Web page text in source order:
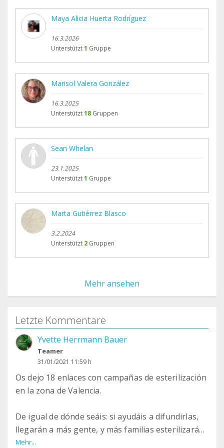
Maya Alicia Huerta Rodríguez
16.3.2026
Unterstützt1 Gruppe
Marisol Valera González
16.3.2025
Unterstützt18 Gruppen
Sean Whelan
23.1.2025
Unterstützt1 Gruppe
Marta Gutiérrez Blasco
3.2.2024
Unterstützt 2 Gruppen
Mehr ansehen
Letzte Kommentare
Yvette Herrmann Bauer
Teamer
31/01/2021 11:59 h
Os dejo 18 enlaces con campañas de esterilización
en la zona de Valencia.
De igual de dónde seáis: si ayudáis a difundirlas,
llegarán a más gente, y más familias esterilizarán
a sus peludos.
Mehr...